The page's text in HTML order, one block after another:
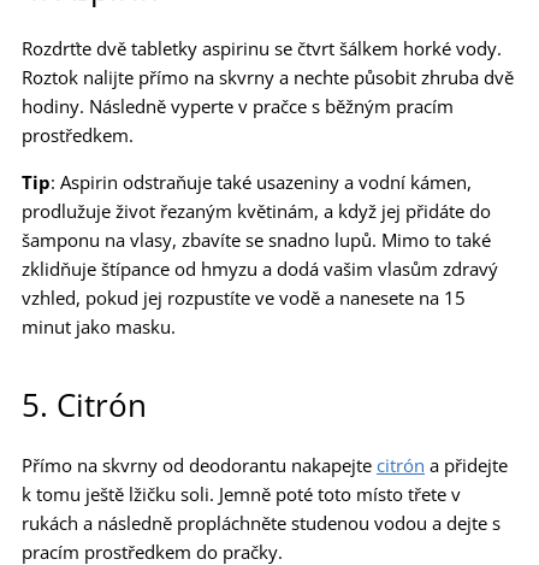
Rozdrťte dvě tabletky aspirinu se čtvrt šálkem horké vody.
Roztok nalijte přímo na skvrny a nechte působit zhruba dvě
hodiny. Následně vyperte v pračce s běžným pracím
prostředkem.
Tip: Aspirin odstraňuje také usazeniny a vodní kámen,
prodlužuje život řezaným květinám, a když jej přidáte do
šamponu na vlasy, zbavíte se snadno lupů. Mimo to také
zklidňuje štípance od hmyzu a dodá vašim vlasům zdravý
vzhled, pokud jej rozpustíte ve vodě a nanesete na 15
minut jako masku.
5. Citrón
Přímo na skvrny od deodorantu nakapejte citrón a přidejte
k tomu ještě lžičku soli. Jemně poté toto místo třete v
rukách a následně propláchněte studenou vodou a dejte s
pracím prostředkem do pračky.